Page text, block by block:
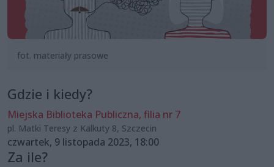
fot. materiały prasowe
Gdzie i kiedy?
Miejska Biblioteka Publiczna, filia nr 7
pl. Matki Teresy z Kalkuty 8, Szczecin
czwartek, 9 listopada 2023, 18:00
Za ile?